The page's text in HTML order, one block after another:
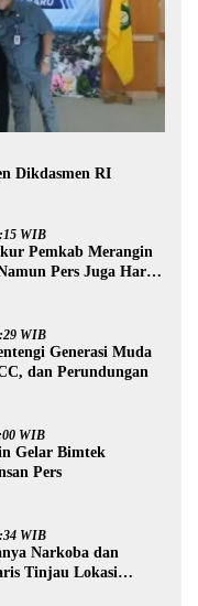
Dikdasmen RI
WIB
Pemkab Merangin
Pers Juga Harus
WIB
Generasi Muda
dan Perundungan
WIB
Gelar Bimtek
Pers
WIB
Narkoba dan
Tinjau Lokasi